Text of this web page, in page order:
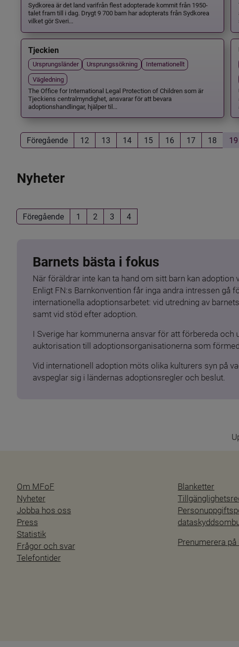
Sydkorea är det land varifrån flest adopterade kommit från 1950-
talet fram till i dag. Drygt 9 700 barn har adopterats från Sydkorea
vilket gör Sveri...
Tjeckien
Ursprungsländer Ursprungssökning
Internationellt
Vägledning
The Office for International Legal Protection of Children som är
Tjeckiens centralmyndighet, ansvarar för att bevara
adoptionshandlingar, hjälper til...
Föregående 12 13 14 15 16 17 18 19
Nyheter
Föregående 1 2 3 4
Barnets bästa i fokus
När föräldrar inte kan ta hand om sitt barn kan
Enligt FN:s Barnkonvention får inga andra intressen gå
internationella adoptionsarbetet: vid utredning av
samt vid stöd efter adoption.
I Sverige har kommunerna ansvar för att förbereda
auktorisation till adoptionsorganisationerna som
Vid internationell adoption möts olika kulturers syn på
avspeglar sig i ländernas adoptionsregler och beslut.
Om MFoF
Nyheter
Jobba hos oss
Press
Statistik
Frågor och svar
Telefontider
Blanketter
Prenumerera